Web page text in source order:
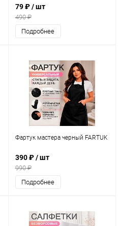
79 ₽/ шт
490 ₽
Подробнее
Фартук мастера черный FARTUK
390 ₽/ шт
990 ₽
Подробнее